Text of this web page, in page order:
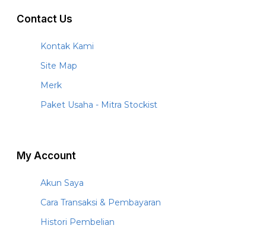
Contact Us
Kontak Kami
Site Map
Merk
Paket Usaha - Mitra Stockist
My Account
Akun Saya
Cara Transaksi & Pembayaran
Histori Pembelian